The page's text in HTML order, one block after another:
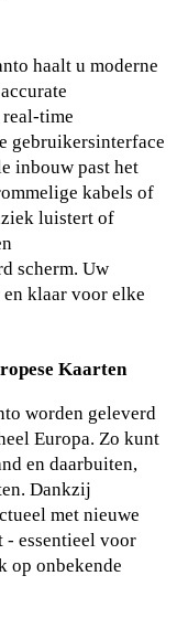
haalt u moderne
gebruikersinterface
inbouw past het
kabels of
luistert of
scherm. Uw
klaar voor elke
Kaarten
worden geleverd
Europa. Zo kunt
en daarbuiten,
Dankzij
met nieuwe
- essentieel voor
op onbekende